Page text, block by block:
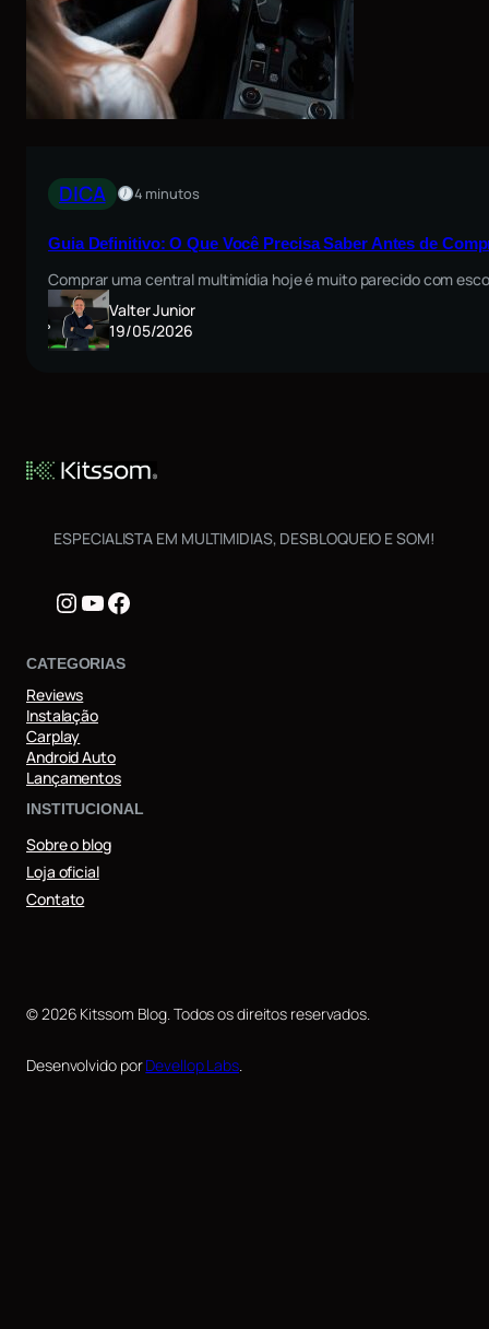
DICA 4 minutos
Guia Definitivo: O Que Você Precisa Saber Antes de
Comprar uma central multimídia hoje é muito parecido com
Valter Junior
19/05/2026
ESPECIALISTA EM MULTIMIDIAS, DESBLOQUEIO E SOM!
Instagram
Youtube
Facebook
CATEGORIAS
Reviews
Instalação
Carplay
Android Auto
Lançamentos
INSTITUCIONAL
Sobre o blog
Loja oficial
Contato
© 2026 Kitssom Blog. Todos os direitos reservados.
Desenvolvido porDevellop Labs.